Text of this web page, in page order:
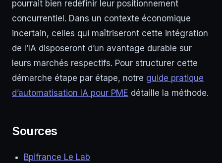
pourrait bien redéfinir leur positionnement
concurrentiel. Dans un contexte économique
incertain, celles qui maîtriseront cette intégration
de l’IA disposeront d’un avantage durable sur
leurs marchés respectifs. Pour structurer cette
démarche étape par étape, notre guide pratique
d’automatisation IA pour PME détaille la méthode.
Sources
Bpifrance Le Lab